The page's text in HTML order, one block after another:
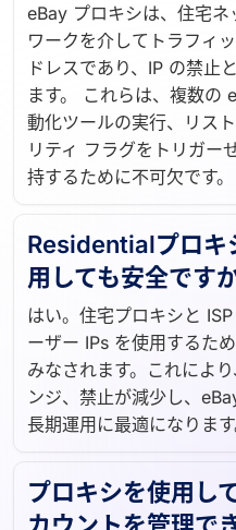
eBay プロキシは、住宅ネ
ワークを介してトラフィ
ドレスであり、IP の禁止
ます。 これらは、複数の
動化ツールの実行、リス
リティ フラグをトリガー
持するために不可欠です。
Residentialプロキ
用しても安全です
はい。住宅プロキシと
ーザー IPs を使用するた
みなされます。これによ
ンジ、禁止が減少し、
長期運用に最適になります
プロキシを使用し